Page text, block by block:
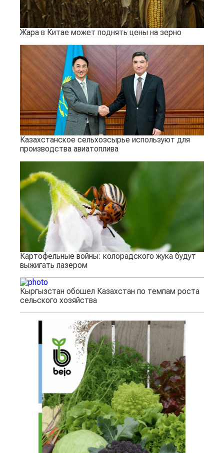
Жара в Китае может поднять цены на зерно
Казахстанское сельхозсырье используют для
производства авиатоплива
Картофельные войны: колорадского жука будут
выжигать лазером
Кыргызстан обошел Казахстан по темпам роста
сельского хозяйства